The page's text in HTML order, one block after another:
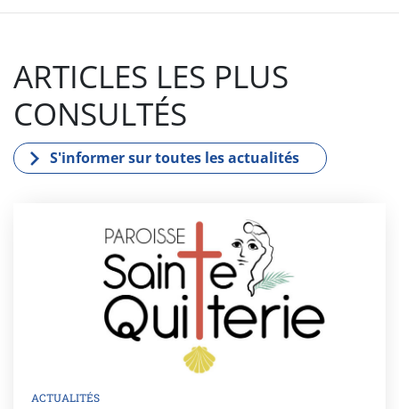
ARTICLES LES PLUS
CONSULTÉS
S'informer sur toutes les actualités
ACTUALITÉS